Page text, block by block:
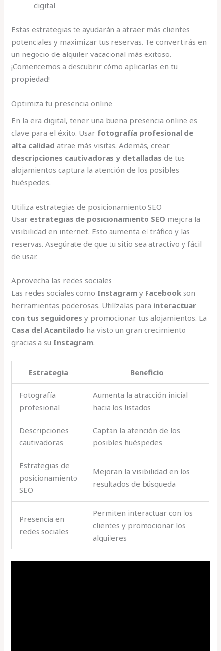
digital
Estas estrategias te ayudarán a atraer más clientes
potenciales y maximizar tus reservas. Te convertirás en
un negocio de alquiler vacacional más exitoso.
¡Comencemos a descubrir cómo aplicarlas en tu
propiedad!
Optimiza tu presencia online
En la era digital, tener una buena presencia online es
clave para el éxito. Usar fotografía profesional de
alta calidad atrae más visitas. Además, crear
descripciones cautivadoras y detalladas de tus
alojamientos captura la atención de los posibles
huéspedes.
Utiliza estrategias de posicionamiento SEO
Usar estrategias de posicionamiento SEO mejora la
visibilidad en internet. Esto aumenta el tráfico y las
reservas. Asegúrate de que tu sitio sea atractivo y fácil
de usar.
Aprovecha las redes sociales
Las redes sociales como Instagram y Facebook son
herramientas poderosas. Utilízalas para interactuar
con tus seguidores y promocionar tus alojamientos. La
Casa del Acantilado ha visto un gran crecimiento
gracias a su Instagram.
Estrategia Beneficio
Fotografía
profesional
Aumenta la atracción inicial
hacia los listados
Descripciones
cautivadoras
Captan la atención de los
posibles huéspedes
Estrategias de
posicionamiento
SEO
Mejoran la visibilidad en los
resultados de búsqueda
Presencia en
redes sociales
Permiten interactuar con los
clientes y promocionar los
alquileres